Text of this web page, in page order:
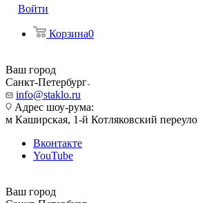
Войти
Корзина0
Ваш город
Санкт-Петербург
info@staklo.ru
Адрес шоу-рума:
м Каширская, 1-й Котляковский
Вконтакте
YouTube
Ваш город